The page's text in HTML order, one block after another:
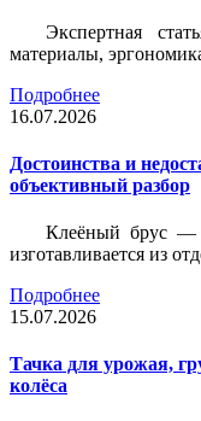
Экспертная
материалы,
Подробнее
16.07.2026
Достоинства и
объективный разбор
Клеёный брус —
изготавливается из
Подробнее
15.07.2026
Тачка для урожая,
колёса